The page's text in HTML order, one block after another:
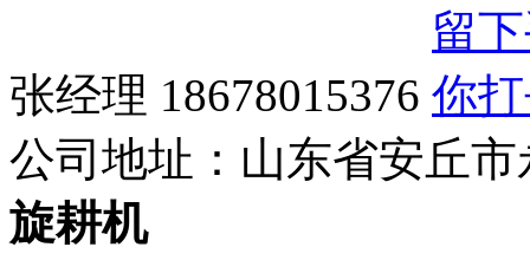
张经理 18678015376
公司地址： 山东省安丘
旋耕机